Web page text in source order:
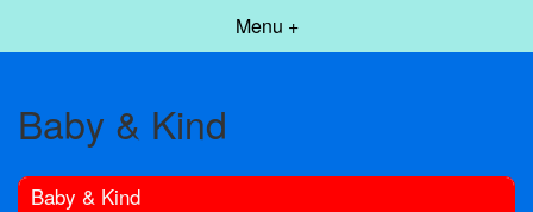
Menu +
Baby & Kind
Baby & Kind